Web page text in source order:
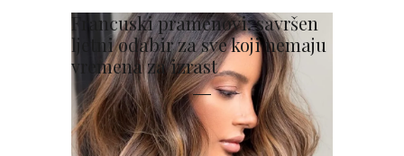
Francuski pramenovi: savršen
ljetni odabir za sve koji nemaju
vremena za izrast